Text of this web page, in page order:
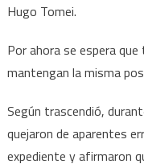
Hugo Tomei.
Por ahora se espera
mantengan la misma
Según trascendió,
quejaron de aparentes
expediente y afirmaron